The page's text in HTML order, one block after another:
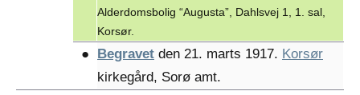
Alderdomsbolig “Augusta”, Dahlsvej 1, 1. sal,
Korsør.
● Begravet den 21. marts 1917. Korsør
kirkegård, Sorø amt.